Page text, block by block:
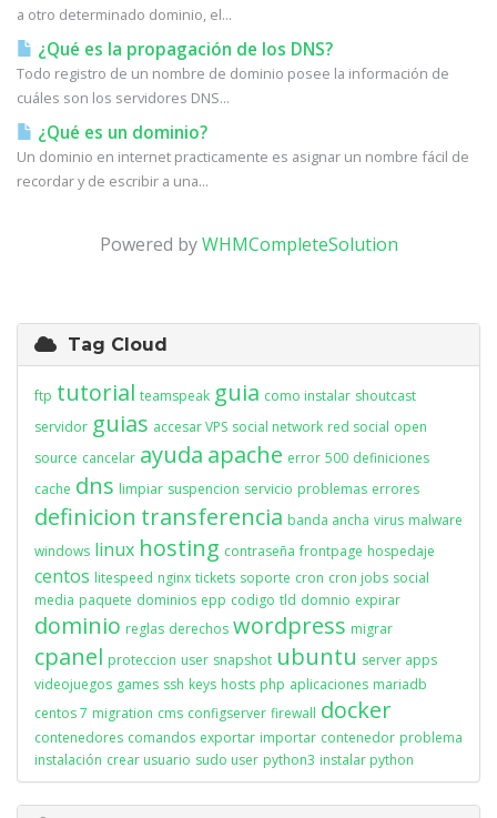
a otro determinado dominio, el...
¿Qué es la propagación de los DNS?
Todo registro de un nombre de dominio posee la información de
cuáles son los servidores DNS...
¿Qué es un dominio?
Un dominio en internet practicamente es asignar un nombre fácil de
recordar y de escribir a una...
Powered byWHMCompleteSolution
Tag Cloud
ftp tutorial teamspeak guia como instalar shoutcast
servidor guias accesar VPS social network red social open
source cancelar ayuda apache error 500 definiciones
cache dns limpiar suspencion servicio problemas errores
definicion transferencia banda ancha virus malware
windows linux hosting contraseña frontpage hospedaje
centos litespeed nginx tickets soporte cron cron jobs social
media paquete dominios epp codigo tld domnio expirar
dominio reglas derechos wordpress migrar
cpanel proteccion user snapshot ubuntu server apps
videojuegos games ssh keys hosts php aplicaciones mariadb
centos 7 migration cms configserver firewall docker
contenedores comandos exportar importar contenedor problema
instalación crear usuario sudo user python3 instalar python